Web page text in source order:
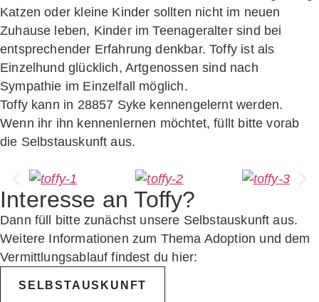
Katzen oder kleine Kinder sollten nicht im neuen
Zuhause leben, Kinder im Teenageralter sind bei
entsprechender Erfahrung denkbar. Toffy ist als
Einzelhund glücklich, Artgenossen sind nach
Sympathie im Einzelfall möglich.
Toffy kann in 28857 Syke kennengelernt werden.
Wenn ihr ihn kennenlernen möchtet, füllt bitte vorab
die Selbstauskunft aus.
Interesse an Toffy?
Dann füll bitte zunächst unsere Selbstauskunft aus.
Weitere Informationen zum Thema Adoption und dem
Vermittlungsablauf findest du hier:
SELBSTAUSKUNFT